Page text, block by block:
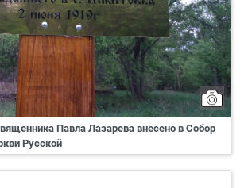
Павла Лазарева внесено в Собор
Русской